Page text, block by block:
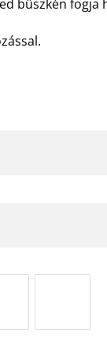
büszkén fogja